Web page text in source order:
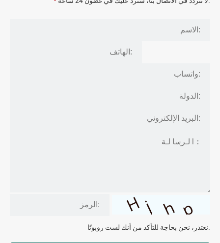
نعتذر، نحن بحاجة للتأكد من أنك لست روبوتًا.